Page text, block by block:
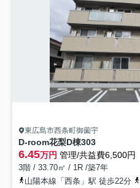
東広島市西条町御薗宇
D-room花梨D棟303
6.45万円 管理/共益費6,500円
3階 / 33.70㎡ / 1R /築7年
山陽本線「西条」駅 徒歩22分